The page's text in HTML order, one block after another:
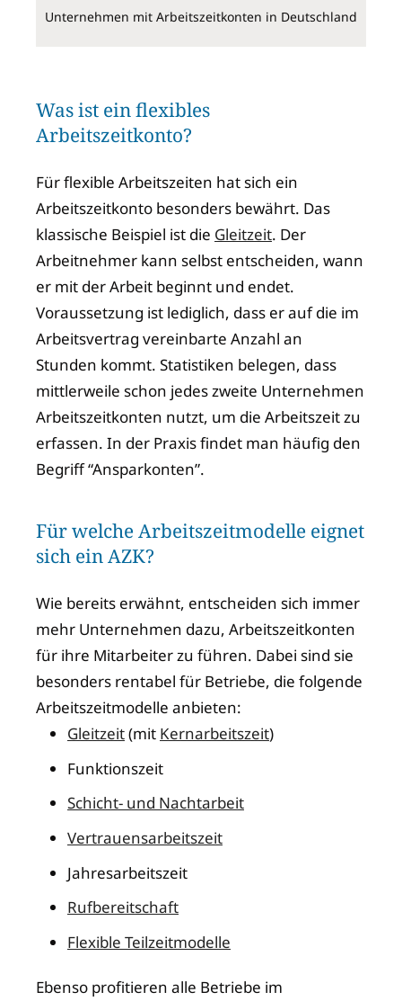
Unternehmen mit Arbeitszeitkonten in Deutschland
Was ist ein flexibles
Arbeitszeitkonto?
Für flexible Arbeitszeiten hat sich ein
Arbeitszeitkonto besonders bewährt. Das
klassische Beispiel ist die Gleitzeit. Der
Arbeitnehmer kann selbst entscheiden, wann
er mit der Arbeit beginnt und endet.
Voraussetzung ist lediglich, dass er auf die im
Arbeitsvertrag vereinbarte Anzahl an
Stunden kommt. Statistiken belegen, dass
mittlerweile schon jedes zweite Unternehmen
Arbeitszeitkonten nutzt, um die Arbeitszeit zu
erfassen. In der Praxis findet man häufig den
Begriff “Ansparkonten”.
Für welche Arbeitszeitmodelle eignet
sich ein AZK?
Wie bereits erwähnt, entscheiden sich immer
mehr Unternehmen dazu, Arbeitszeitkonten
für ihre Mitarbeiter zu führen. Dabei sind sie
besonders rentabel für Betriebe, die folgende
Arbeitszeitmodelle anbieten:
Gleitzeit(mit Kernarbeitszeit)
Funktionszeit
Schicht- und Nachtarbeit
Vertrauensarbeitszeit
Jahresarbeitszeit
Rufbereitschaft
Flexible Teilzeitmodelle
Ebenso profitieren alle Betriebe im